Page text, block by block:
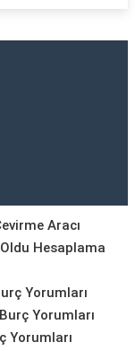
Aracı
Hesaplama
Yorumları
Yorumları
Yorumları